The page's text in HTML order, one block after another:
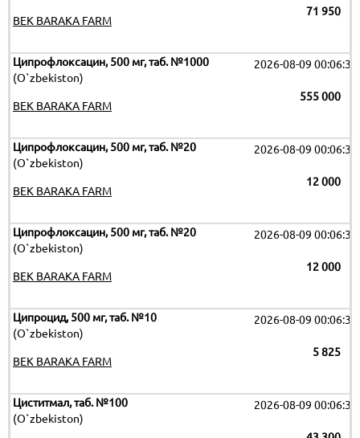
71 950
BEK BARAKA FARM
Ципрофлоксацин, 500 мг, таб. №1000
(O`zbekiston)
2026-08-09 00:06:32
555 000
BEK BARAKA FARM
Ципрофлоксацин, 500 мг, таб. №20
(O`zbekiston)
2026-08-09 00:06:32
12 000
BEK BARAKA FARM
Ципрофлоксацин, 500 мг, таб. №20
(O`zbekiston)
2026-08-09 00:06:32
12 000
BEK BARAKA FARM
Ципроцид, 500 мг, таб. №10
(O`zbekiston)
2026-08-09 00:06:32
5 825
BEK BARAKA FARM
Циститмал, таб. №100
(O`zbekiston)
2026-08-09 00:06:32